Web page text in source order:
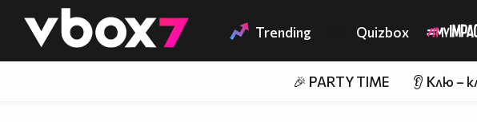
👾 Trending Quizbox
🎉 PARTY TIME 👂 Клю –